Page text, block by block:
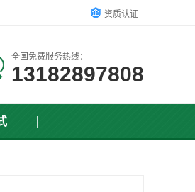
资质认证
全国免费服务热线：
13182897808